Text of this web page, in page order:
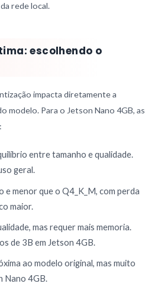
rede local.
escolhendo o
impacta diretamente a
modelo. Para o Jetson Nano 4GB, as
entre tamanho e qualidade.
geral.
e menor que o Q4_K_M, com perda
maior.
mas requer mais memoria.
de 3B em Jetson 4GB.
ao modelo original, mas muito
Nano 4GB.